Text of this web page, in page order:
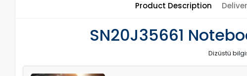
Product Description
SN20J35661
Dizüstü